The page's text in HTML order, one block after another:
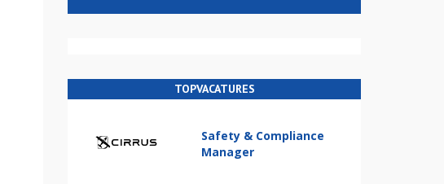
TOPVACATURES
Safety & Compliance
Manager